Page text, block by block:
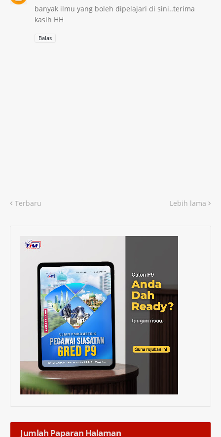
banyak ilmu yang boleh dipelajari di sini..terima
kasih HH
Balas
Terbaru Lebih lama
Jumlah Paparan Halaman